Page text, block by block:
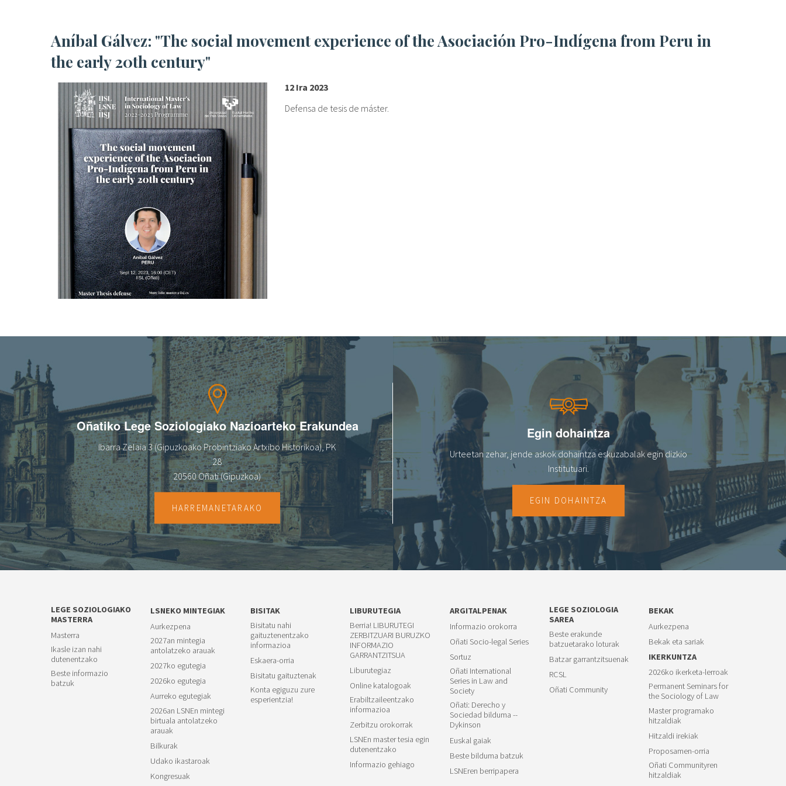
Aníbal Gálvez: "The social movement experience of the Asociación Pro-Indígena from Peru in
the early 20th century"
12 Ira 2023
Defensa de tesis de máster.
Oñatiko Lege Soziologiako Nazioarteko Erakundea
Ibarra Zelaia 3 (Gipuzkoako Probintziako Artxibo Historikoa), PK
28
20560 Oñati (Gipuzkoa)
HARREMANETARAKO
Egin dohaintza
Urteetan zehar, jende askok dohaintza eskuzabalak egin dizkio
Institutuari.
EGIN DOHAINTZA
LEGE SOZIOLOGIAKO
MASTERRA
Masterra
Ikasle izan nahi
dutenentzako
Beste informazio
batzuk
LSNEKO MINTEGIAK
Aurkezpena
2027an mintegia
antolatzeko arauak
2027ko egutegia
2026ko egutegia
Aurreko egutegiak
2026an LSNEn mintegi
birtuala antolatzeko
arauak
Bilkurak
Udako ikastaroak
Kongresuak
BISITAK
Bisitatu nahi
gaituztenentzako
informazioa
Eskaera-orria
Bisitatu gaituztenak
Konta egiguzu zure
esperientzia!
LIBURUTEGIA
Berria! LIBURUTEGI
ZERBITZUARI BURUZKO
INFORMAZIO
GARRANTZITSUA
Liburutegiaz
Online katalogoak
Erabiltzaileentzako
informazioa
Zerbitzu orokorrak
LSNEn master tesia egin
dutenentzako
Informazio gehiago
ARGITALPENAK
Informazio orokorra
Oñati Socio-legal Series
Sortuz
Oñati International
Series in Law and
Society
Oñati: Derecho y
Sociedad bilduma --
Dykinson
Euskal gaiak
Beste bilduma batzuk
LSNEren berripapera
LEGE SOZIOLOGIA
SAREA
Beste erakunde
batzuetarako loturak
Batzar garrantzitsuenak
RCSL
Oñati Community
BEKAK
Aurkezpena
Bekak eta sariak
IKERKUNTZA
2026ko ikerketa-lerroak
Permanent Seminars for
the Sociology of Law
Master programako
hitzaldiak
Hitzaldi irekiak
Proposamen-orria
Oñati Communityren
hitzaldiak